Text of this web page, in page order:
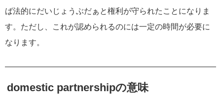
ば法的にだいじょうぶだぁと権利が守られたことになりま
す。ただし、これが認められるのには一定の時間が必要に
なります。
domestic partnershipの意味